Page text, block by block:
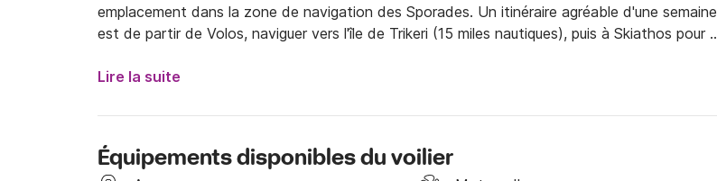
emplacement dans la zone de navigation des Sporades. Un itinéraire agréable d'une semaine
est de partir de Volos, naviguer vers l'île de Trikeri (15 miles nautiques), puis à Skiathos pour
nautiques) ou Chora (17 miles nautiques de Skiathos). Après Chora, vous devez vous rendre à
Si vous louez le voilier pendant deux semaines, vous pourrez voir les endroits de: Orei à Evia,
Panormos et Glossa à Skopelos, Skantzoura, et bien d'autres zones magiques.
Lire la suite
Équipements disponibles du voilier